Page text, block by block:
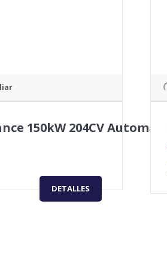
150kW 204CV
DETALLES